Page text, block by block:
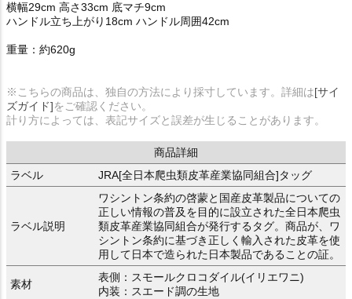
横幅29cm 高さ33cm 底マチ9cm
ハンドル立ち上がり18cm ハンドル周囲42cm
重量：約620g
※こちらの商品は、独自の方法により採寸しています。詳細は[サイ
ズガイド]をご確認ください。
計り方によっては、表記サイズと誤差が生じることがあります。
商品詳細
ラベル
JRA[全日本爬虫類皮革産業協同組合]タッグ
ラベル説明
ワシントン条約の啓蒙と国産皮革製品についての
正しい情報の普及を目的に設立された全日本爬虫
類皮革産業協同組合が発行するタグ。商品が、ワ
シントン条約に基づき正しく輸入された皮革を使
用して日本で造られた日本製品であることの証。
素材
表側：スモールクロコダイル(イリエワニ)
内装：スエード調の生地